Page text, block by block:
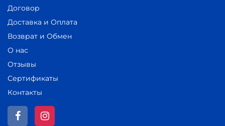
Договор
Доставка и Оплата
Возврат и Обмен
О нас
Отзывы
Сертификаты
Контакты